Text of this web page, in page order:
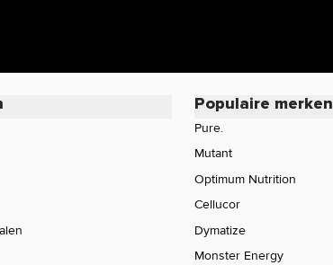
Populaire merken
Pure.
Mutant
Optimum Nutrition
Cellucor
Dymatize
Monster Energy